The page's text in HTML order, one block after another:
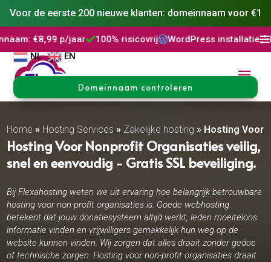
Voor de eerste 200 nieuwe klanten: domeinnaam voor €1
p/jaar100% risicovrijWordPress installatie DNS
NL
EN
Domeinnaam controleren
Home » Hosting Services » Zakelijke hosting » Hosting Voor
Hosting Voor Nonprofit Organisaties veilig,
snel en eenvoudig - Gratis SSL beveiliging.
Bij Flexahosting weten we uit ervaring hoe belangrijk betrouwbare
hosting voor non-profit organisaties is. Goede webhosting
betekent dat jouw donatiesysteem altijd werkt, leden moeiteloos
informatie vinden en vrijwilligers gemakkelijk hun weg op de
website kunnen vinden. Wij zorgen dat alles draait zonder gedoe
of technische zorgen. Hosting voor non-profit organisaties draait